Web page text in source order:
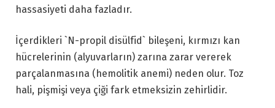
hassasiyeti daha fazladır.
İçerdikleri `N-propil disülfid` bileşeni, kırmızı kan
hücrelerinin (alyuvarların) zarına zarar vererek
parçalanmasına (hemolitik anemi) neden olur. Toz
hali, pişmişi veya çiği fark etmeksizin zehirlidir.